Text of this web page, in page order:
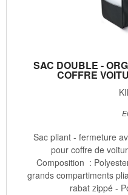
SAC DOUBLE -
COFFRE
Sac pliant - fermeture
pour coffre de
Composition :
grands compartiments
rabat zippé -